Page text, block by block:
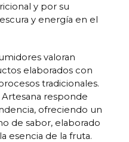
y por su
y energía en el
valoran
elaborados con
tradicionales.
responde
ofreciendo un
de sabor, elaborado
esencia de la fruta.